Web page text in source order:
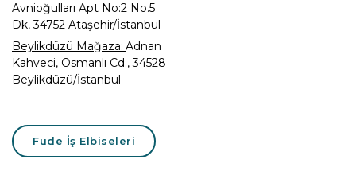
Avnioğulları Apt No:2 No.5
Dk, 34752 Ataşehir/İstanbul
Beylikdüzü Mağaza: Adnan
Kahveci, Osmanlı Cd., 34528
Beylikdüzü/İstanbul
Fude İş Elbiseleri